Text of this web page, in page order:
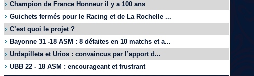
Champion de France Honneur il y a 100 ans
Guichets fermés pour le Racing et de La Rochelle ...
C’est quoi le projet ?
Bayonne 31 -18 ASM : 8 défaites en 10 matchs et a...
Urdapilleta et Urios : convaincus par l’apport d...
UBB 22 - 18 ASM : encourageant et frustrant